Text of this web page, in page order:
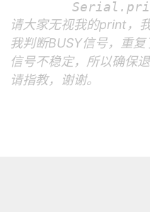
请大家无视我的print，
我判断BUSY信号，重
信号不稳定，所以确保
请指教，谢谢。